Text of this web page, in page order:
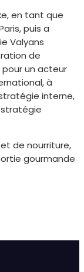
en tant que
puis a
Valyans
de
un acteur
à
interne,
stratégie
de nourriture,
gourmande